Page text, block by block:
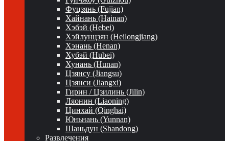
Фуцзянь (Fujian)
Хайнань (Hainan)
Хэбэй (Hebei)
Хэйлунцзян (Heilongjiang)
Хэнань (Henan)
Хубэй (Hubei)
Хунань (Hunan)
Цзянсу (Jiangsu)
Цзянси (Jiangxi)
Гирин / Цзилинь (Jilin)
Ляонин (Liaoning)
Цинхай (Qinghai)
Юньнань (Yunnan)
Шаньдун (Shandong)
Развлечения